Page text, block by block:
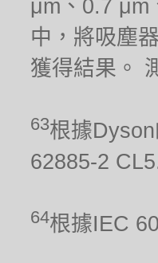
μm、0.7 μm
中，將吸塵
獲得結果。
63根據
62885-2
64根據IEC